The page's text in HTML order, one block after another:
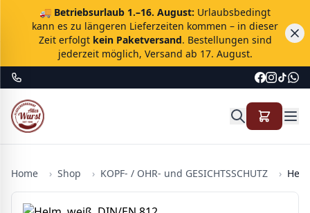
🚚 Betriebsurlaub 1.–16. August: Urlaubsbedingt
kann es zu längeren Lieferzeiten kommen – in dieser
Zeit erfolgt kein Paketversand. Bestellungen sind
jederzeit möglich, Versand ab 17. August.
Home › Shop › KOPF- / OHR- und GESICHTSSCHUTZ ›